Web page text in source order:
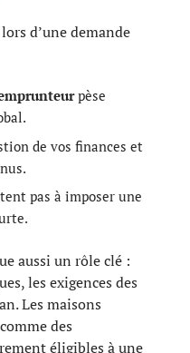
d’une demande
pèse
de vos finances et
pas à imposer une
aussi un rôle clé :
les exigences des
Les maisons
des
éligibles à une